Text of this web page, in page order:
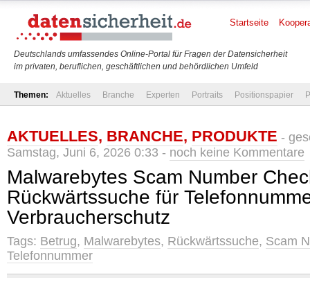
Deutschlands umfassendes Online-Portal für Fragen der Datensicherheit
im privaten, beruflichen, geschäftlichen und behördlichen Umfeld
Startseite
Themen: Aktuelles Branche Experten Portraits Positionspapier
AKTUELLES, BRANCHE, PRODUKTE -
Samstag, Juni 6, 2026 0:33 - noch keine Kommentare
Malwarebytes Scam Number
Rückwärtssuche für
Verbraucherschutz
Tags: Betrug, Malwarebytes, Rückwärtssuche, Scam
Telefonnummer